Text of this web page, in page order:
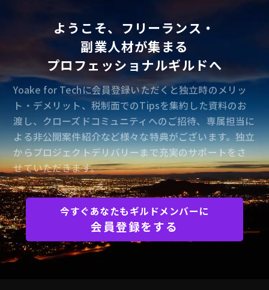
ようこそ、フリーランス・
副業人材が集まる
プロフェッショナルギルドへ
Yoake for Techに会員登録いただくと独立時のメリッ
ト・デメリット、税制面でのTipsを集約した資料のお
渡し、クローズドコミュニティへのご招待、専属担当に
よる非公開案件紹介など様々な特典がございます。独立
からプロジェクトデリバリーまで充実のサポートをさ
せていただきます。
今すぐあなたもギルドメンバーに
会員登録をする